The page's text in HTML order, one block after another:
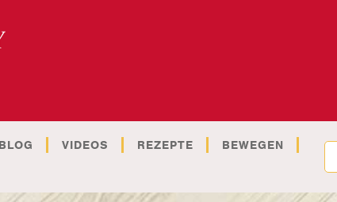
BLOG VIDEOS REZEPTE
BEWEGEN